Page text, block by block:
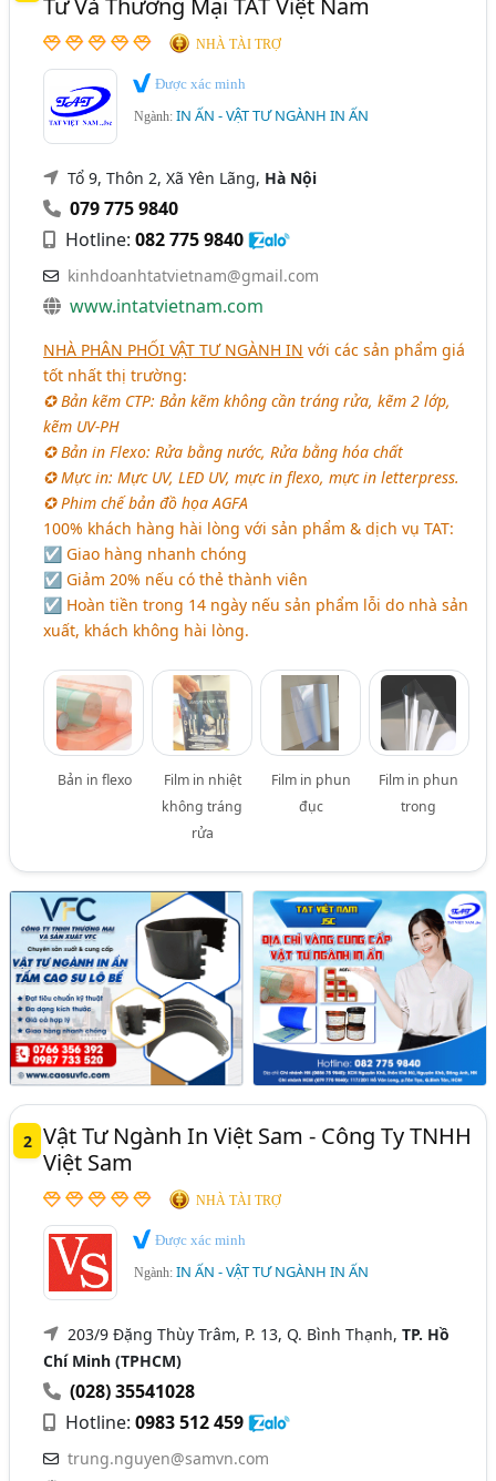
Ngành xem thêm
In Ấn - Máy Móc Và Thiết Bị In Ấn (277)
Mực In Công Nghiệp, Mực In Date (90)
Hóa Chất Ngành In (73)
Vật Tư In Lụa, Vật Tư In Lưới (73)
Dao Bế (13)
Bột Nhũ, Bột Kim Tuyến (12)
Trà Vinh
NHÀ TÀI TRỢ
Được xác minh
Ngành:IN ẤN - VẬT TƯ NGÀNH IN ẤN
Tổ 9, Thôn 2, Xã Yên Lãng, Hà Nội
079 775 9840
Hotline:082 775 9840
kinhdoanhtatvietnam@gmail.com
www.intatvietnam.com
NHÀ PHÂN PHỐI VẬT TƯ NGÀNH IN với các sản phẩm giá
tốt nhất thị trường:
✪ Bản kẽm CTP: Bản kẽm không cần tráng rửa, kẽm 2 lớp,
kẽm UV-PH
✪ Bản in Flexo: Rửa bằng nước, Rửa bằng hóa chất
✪ Mực in: Mực UV, LED UV, mực in flexo, mực in letterpress.
✪ Phim chế bản đồ họa AGFA
100% khách hàng hài lòng với sản phẩm & dịch vụ TAT:
☑ Giao hàng nhanh chóng
☑ Giảm 20% nếu có thẻ thành viên
☑ Hoàn tiền trong 14 ngày nếu sản phẩm lỗi do nhà sản
xuất, khách không hài lòng.
Bản in flexo
Film in nhiệt
không tráng
rửa
Film in phun
đục
Film in phun
trong
2 Vật Tư Ngành In Việt Sam - Công Ty TNHH
Việt Sam
NHÀ TÀI TRỢ
Được xác minh
Ngành:IN ẤN - VẬT TƯ NGÀNH IN ẤN
203/9 Đặng Thùy Trâm, P. 13, Q. Bình Thạnh,TP. Hồ
Chí Minh (TPHCM)
(028) 35541028
Hotline:0983 512 459
trung.nguyen@samvn.com